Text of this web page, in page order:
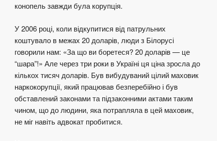
конопель завжди була корупція.
У 2006 році, коли відкупитися від патрульних
коштувало в межах 20 доларів, люди з Білорусі
говорили нам: «За що ви боретеся? 20 доларів — це
“шара”!» Але через три роки в Україні ця ціна зросла до
кількох тисяч доларів. Був вибудуваний цілий маховик
наркокорупції, який працював безперебійно і був
обставлений законами та підзаконними актами таким
чином, що до людини, яка потрапляла в цей маховик,
не міг навіть адвокат пробитися.